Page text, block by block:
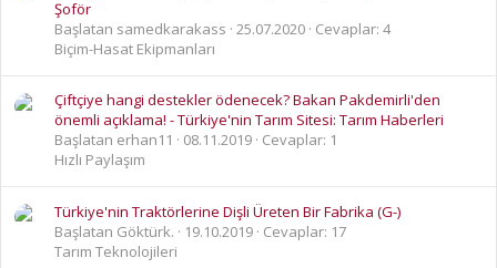
Şoför
Başlatan samedkarakass 25.07.2020 Cevaplar: 4
Biçim-Hasat Ekipmanları
Çiftçiye hangi destekler ödenecek? Bakan Pakdemirli'den
önemli açıklama! - Türkiye'nin Tarım Sitesi: Tarım Haberleri
Başlatan erhan11
08.11.2019 Cevaplar: 1
Hızlı Paylaşım
Türkiye'nin Traktörlerine Dişli Üreten Bir Fabrika (G-)
Başlatan Göktürk.
19.10.2019 Cevaplar: 17
Tarım Teknolojileri